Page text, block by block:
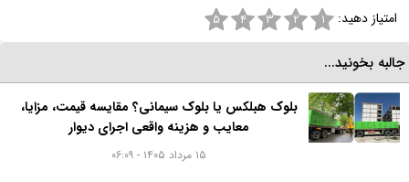
امتیاز دهید: ۱ ۲ ۳ ۴ ۵
بخونید...
بلوک هبلکس یا بلوک سیمانی؟ مقایسه قیمت، مزایا،
معایب و هزینه واقعی اجرای دیوار
۱۵ مرداد ۱۴۰۵ - ۰۶:۰۹